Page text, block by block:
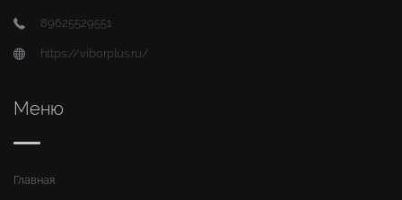
89625529551
https://viborplus.ru/
Меню
Главная